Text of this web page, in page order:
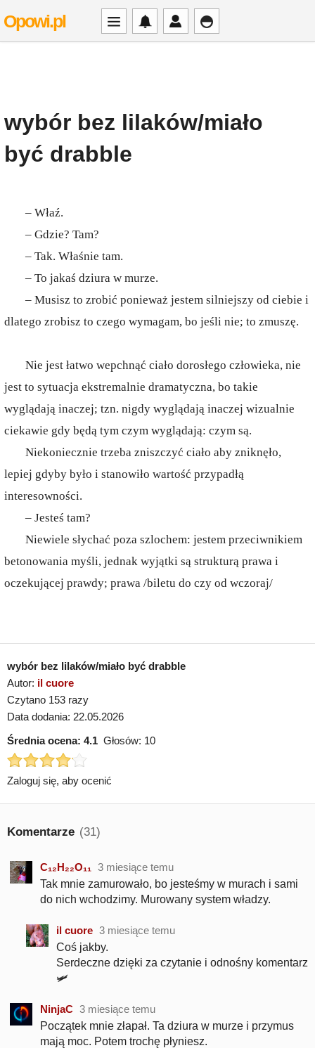
Opowi.pl
wybór bez lilaków/miało
być drabble
– Właź.
– Gdzie? Tam?
– Tak. Właśnie tam.
– To jakaś dziura w murze.
– Musisz to zrobić ponieważ jestem silniejszy od ciebie i
dlatego zrobisz to czego wymagam, bo jeśli nie; to zmuszę.
Nie jest łatwo wepchnąć ciało dorosłego człowieka, nie
jest to sytuacja ekstremalnie dramatyczna, bo takie
wyglądają inaczej; tzn. nigdy wyglądają inaczej wizualnie
ciekawie gdy będą tym czym wyglądają: czym są.
Niekoniecznie trzeba zniszczyć ciało aby zniknęło,
lepiej gdyby było i stanowiło wartość przypadłą
interesowności.
– Jesteś tam?
Niewiele słychać poza szlochem: jestem przeciwnikiem
betonowania myśli, jednak wyjątki są strukturą prawa i
oczekującej prawdy; prawa /biletu do czy od wczoraj/
wybór bez lilaków/miało być drabble
Autor: il cuore
Czytano 153 razy
Data dodania: 22.05.2026
Średnia ocena: 4.1 Głosów: 10
Zaloguj się, aby ocenić
Komentarze (31)
C₁₂H₂₂O₁₁
3 miesiące temu
Tak mnie zamurowało, bo jesteśmy w murach i sami
do nich wchodzimy. Murowany system władzy.
il cuore 3 miesiące temu
Coś jakby.
Serdeczne dzięki za czytanie i odnośny komentarz
🛩️
NinjaC 3 miesiące temu
Początek mnie złapał. Ta dziura w murze i przymus
mają moc. Potem trochę płyniesz.